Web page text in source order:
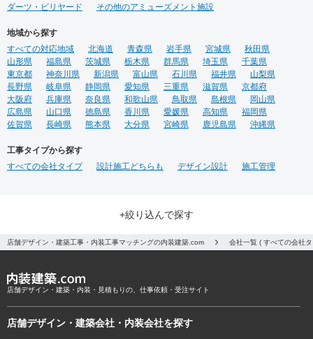
ダーツ・ビリヤード
その他のアミューズメント施設
地域から探す
すべての対応地域
北海道 青森県 岩手県 宮城県
秋田県
山形県
福島県 茨城県 栃木県 群馬県 埼玉県
千葉県
東京都
神奈川県 新潟県 富山県 石川県 福井県
山梨県
長野県
岐阜県 静岡県 愛知県 三重県 滋賀県
京都府
大阪府
兵庫県 奈良県 和歌山県 鳥取県 島根県
岡山県
広島県
山口県 徳島県 香川県 愛媛県 高知県
福岡県
佐賀県
長崎県 熊本県 大分県 宮崎県 鹿児島県 沖縄県
工事タイプから探す
すべての会社タイプ
設計施工どちらも デザイン設計 施工管理
+絞り込んで探す
店舗デザイン・建築工事・内装工事マッチングの内装建築.com 会社一覧 ( すべての会社
店舗デザイン・建築・内装・見積もりの、仕事依頼・受注サイト
店舗デザイン・建築会社・内装会社を探す